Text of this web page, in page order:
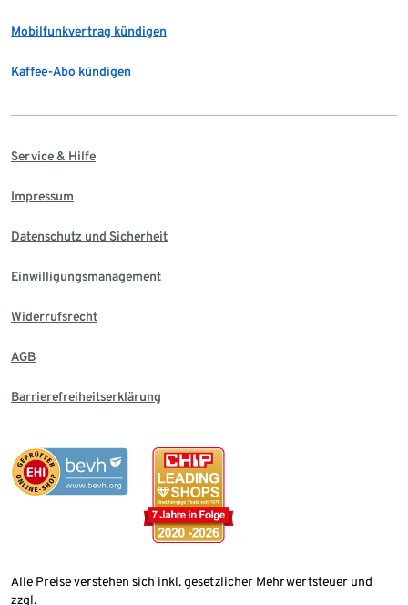
Mobilfunkvertrag kündigen
Kaffee-Abo kündigen
Service & Hilfe
Impressum
Datenschutz und Sicherheit
Einwilligungsmanagement
Widerrufsrecht
AGB
Barrierefreiheitserklärung
Alle Preise verstehen sich inkl. gesetzlicher Mehrwertsteuer und
zzgl.